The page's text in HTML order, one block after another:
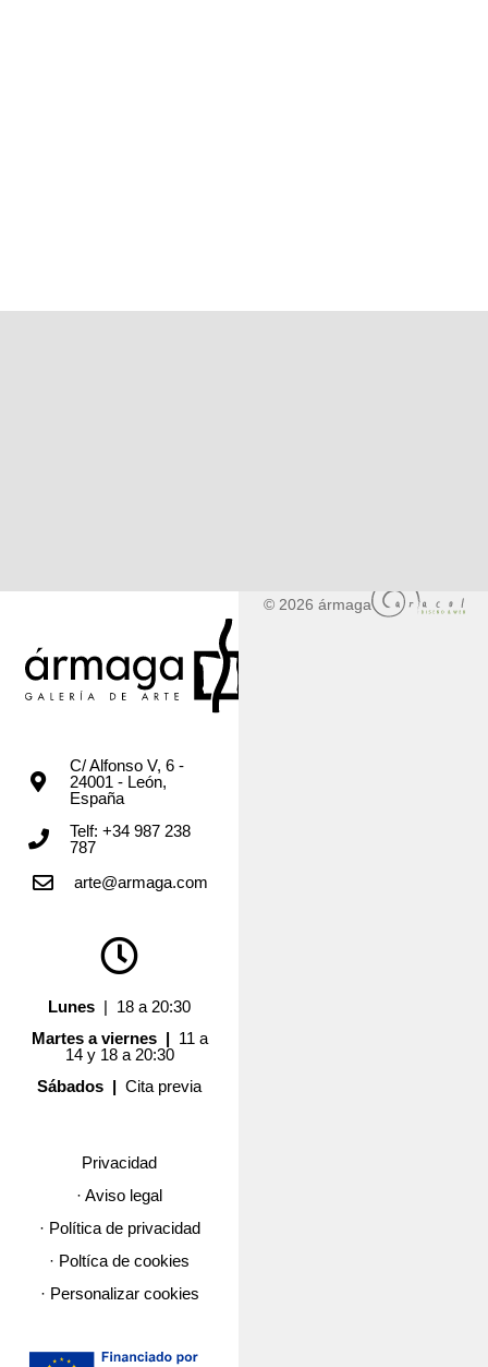
C/ Alfonso V, 6 -
24001 - León,
España
Telf: +34 987 238
787
arte@armaga.com
Lunes | 18 a 20:30
Martes a viernes | 11 a
14 y 18 a 20:30
Sábados |Cita previa
Privacidad
· Aviso legal
· Política de privacidad
· Poltíca de cookies
· Personalizar cookies
© 2026 ármaga